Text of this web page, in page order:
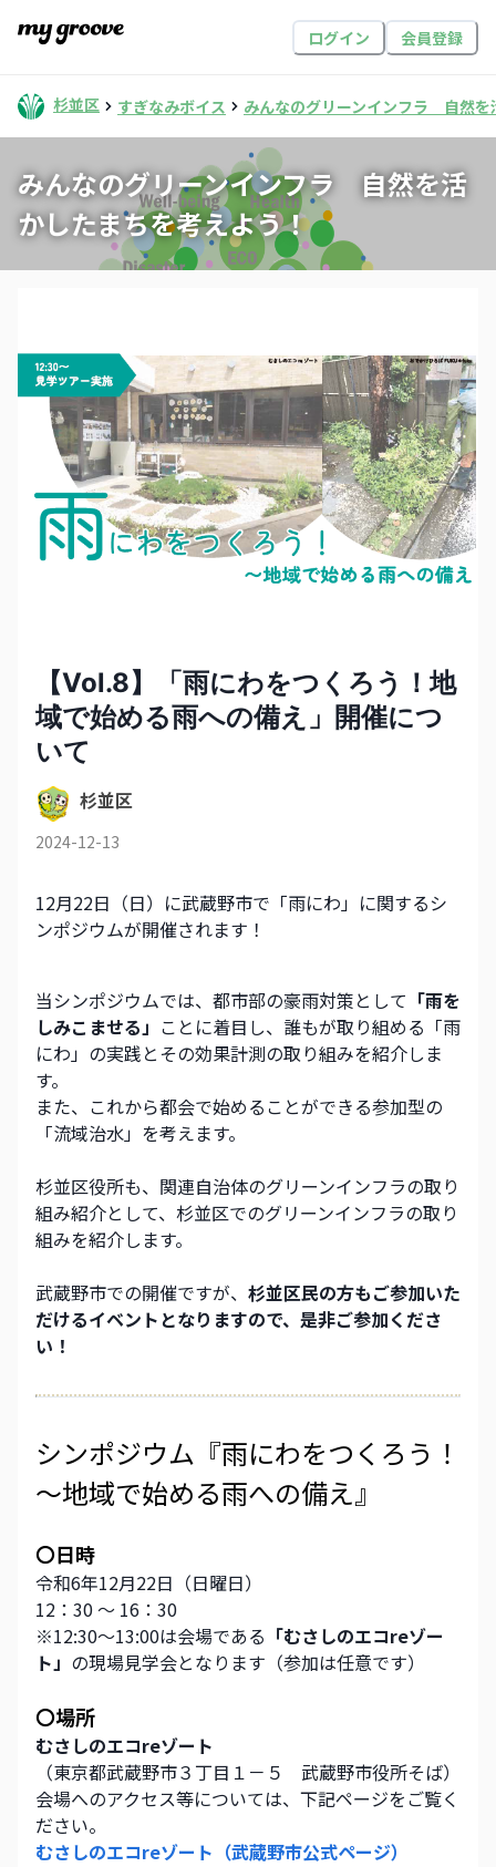
ログイン 会員登録
杉並区 すぎなみボイス みんなのグリーンインフラ 自然を
みんなのグリーンインフラ 自然を活
かしたまちを考えよう！
【Vol.8】「雨にわをつくろう！地
域で始める雨への備え」開催につ
いて
杉並区
2024-12-13
12月22日（日）に武蔵野市で「雨にわ」に関するシ
ンポジウムが開催されます！
当シンポジウムでは、都市部の豪雨対策として 「雨を
しみこませる」 ことに着目し、誰もが取り組める「雨
にわ」の実践とその効果計測の取り組みを紹介しま
す。
また、これから都会で始めることができる参加型の
「流域治水」を考えます。
杉並区役所も、関連自治体のグリーンインフラの取り
組み紹介として、杉並区でのグリーンインフラの取り
組みを紹介します。
武蔵野市での開催ですが、 杉並区民の方もご参加いた
だけるイベントとなりますので、是非ご参加くださ
い！
シンポジウム『雨にわをつくろう！
～地域で始める雨への備え』
〇日時
令和6年12月22日（日曜日）
12：30 ～ 16：30
※12:30～13:00は会場である 「むさしのエコreゾー
ト」 の現場見学会となります（参加は任意です）
〇場所
むさしのエコreゾート
（東京都武蔵野市３丁目１－５　武蔵野市役所そば）
会場へのアクセス等については、下記ページをご覧く
ださい。
むさしのエコreゾート（武蔵野市公式ページ）